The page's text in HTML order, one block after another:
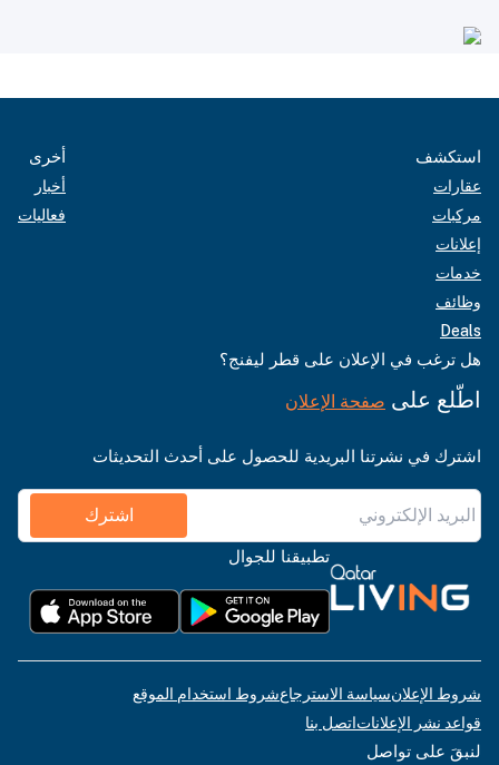
استكشف
عقارات
مركبات
إعلانات
خدمات
وظائف
Deals
أخرى
أخبار
فعاليات
هل ترغب في الإعلان على قطر ليفنج؟
اطّلع على صفحة الإعلان
اشترك في نشرتنا البريدية للحصول على أحدث التحديثات
اشترك
تطبيقنا للجوال
شروط الإعلانسياسة الاسترجاعشروط استخدام الموقع
قواعد نشر الإعلاناتاتصل بنا
لنبقَ على تواصل